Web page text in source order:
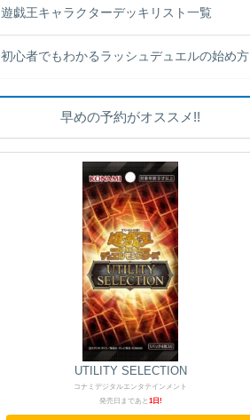
遊戯王キャラクターデッキリスト一覧
初心者でもわかるラッシュデュエルの始め方
早めの予約がオススメ!!
UTILITY SELECTION
コナミデジタルエンタテインメント
発売日まであと 1日!